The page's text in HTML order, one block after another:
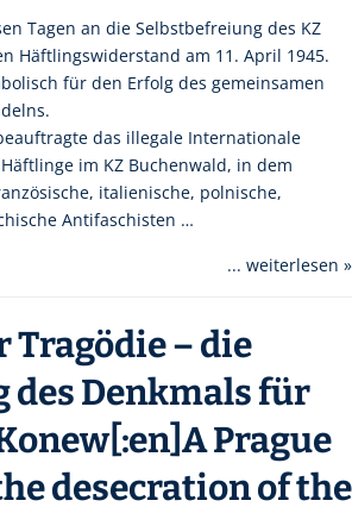
Tagen an die Selbstbefreiung des KZ
Häftlingswiderstand am 11. April 1945.
für den Erfolg des gemeinsamen
das illegale Internationale
im KZ Buchenwald, in dem
italienische, polnische,
Antifaschisten …
... weiterlesen »
Tragödie – die
des Denkmals für
Prague
desecration of the